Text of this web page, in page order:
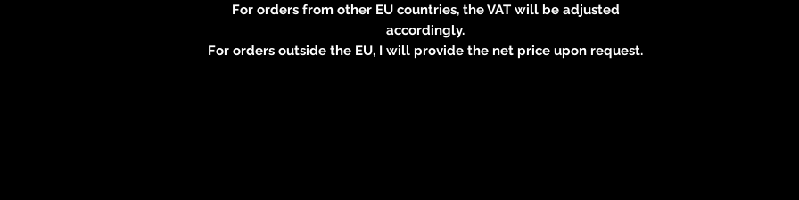
For orders from other EU countries, the VAT will be adjusted
accordingly.
For orders outside the EU, I will provide the net price upon request.